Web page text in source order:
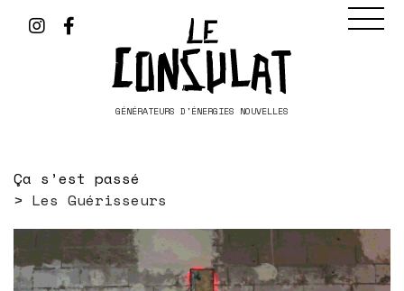
GÉNÉRATEURS D'ÉNERGIES NOUVELLES
Ça s’est passé
Les Guérisseurs